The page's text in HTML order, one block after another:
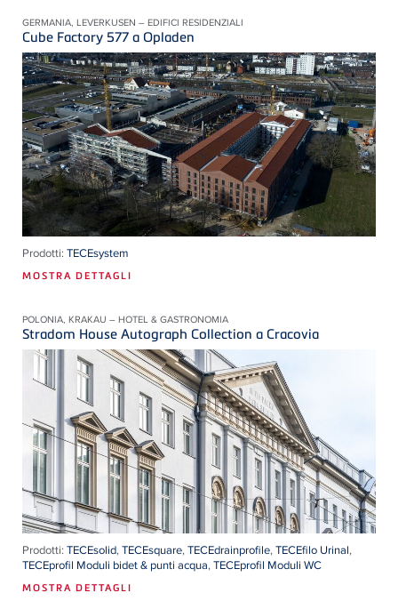
GERMANIA, LEVERKUSEN – EDIFICI RESIDENZIALI
Cube Factory 577 a Opladen
Prodotti: TECEsystem
MOSTRA DETTAGLI
POLONIA, KRAKAU – HOTEL & GASTRONOMIA
Stradom House Autograph Collection a Cracovia
Prodotti: TECEsolid,TECEsquare,TECEdrainprofile,TECEfilo Urinal,
TECEprofil Moduli bidet & punti acqua,TECEprofil Moduli WC
MOSTRA DETTAGLI